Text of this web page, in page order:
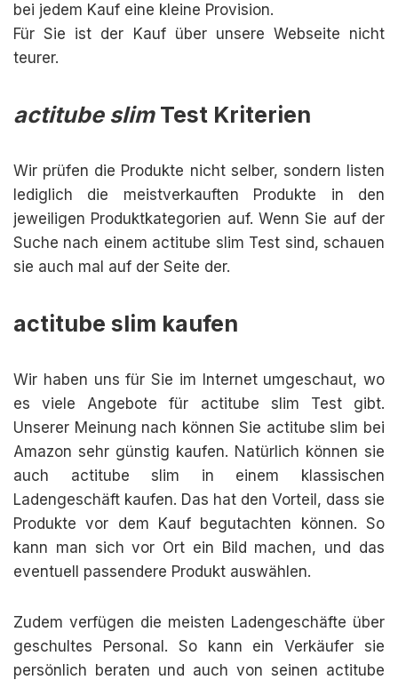
bei jedem Kauf eine kleine Provision.
Für Sie ist der Kauf über unsere Webseite nicht
teurer.
actitube slimTest Kriterien
Wir prüfen die Produkte nicht selber, sondern listen
lediglich die meistverkauften Produkte in den
jeweiligen Produktkategorien auf. Wenn Sie auf der
Suche nach einem actitube slim Test sind, schauen
sie auch mal auf der Seite der.
actitube slim kaufen
Wir haben uns für Sie im Internet umgeschaut, wo
es viele Angebote für actitube slim Test gibt.
Unserer Meinung nach können Sie actitube slim bei
Amazon sehr günstig kaufen. Natürlich können sie
auch actitube slim in einem klassischen
Ladengeschäft kaufen. Das hat den Vorteil, dass sie
Produkte vor dem Kauf begutachten können. So
kann man sich vor Ort ein Bild machen, und das
eventuell passendere Produkt auswählen.
Zudem verfügen die meisten Ladengeschäfte über
geschultes Personal. So kann ein Verkäufer sie
persönlich beraten und auch von seinen actitube